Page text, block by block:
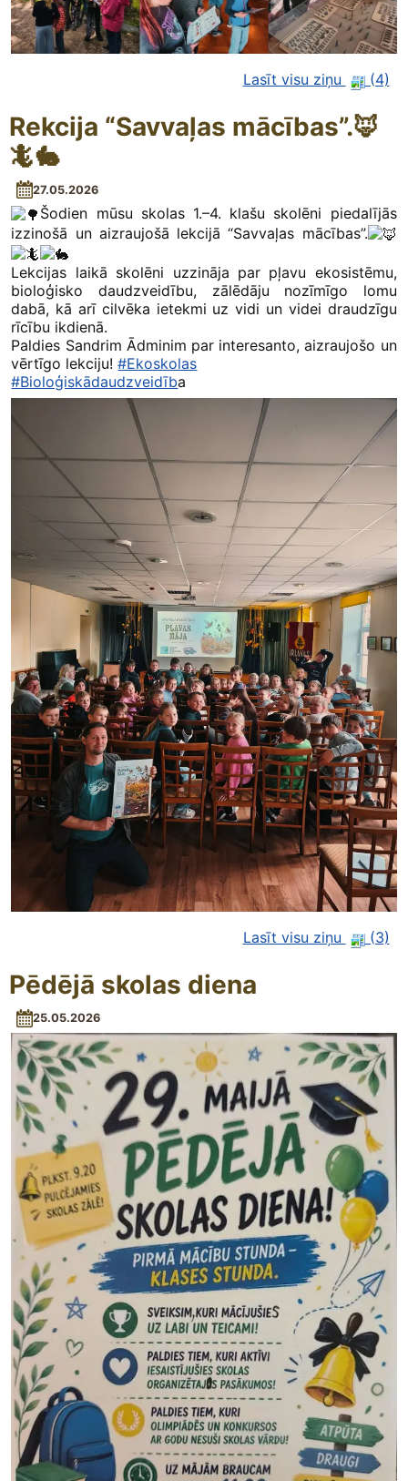
Lasīt visu ziņu (4)
Rekcija “Savvaļas mācības”.🦊
🦎🐇
27.05.2026
Šodien mūsu skolas 1.–4. klašu skolēni piedalījās
izzinošā un aizraujošā lekcijā “Savvaļas mācības”.
Lekcijas laikā skolēni uzzināja par pļavu ekosistēmu,
bioloģisko daudzveidību, zālēdāju nozīmīgo lomu
dabā, kā arī cilvēka ietekmi uz vidi un videi draudzīgu
rīcību ikdienā.
Paldies Sandrim Ādminim par interesanto, aizraujošo un
vērtīgo lekciju!#Ekoskolas
#Bioloģiskādaudzveidība
Lasīt visu ziņu (3)
Pēdējā skolas diena
25.05.2026